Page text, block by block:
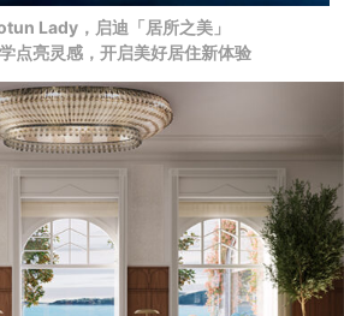
Lady，启迪「居所之美」
亮灵感，开启美好居住新体验